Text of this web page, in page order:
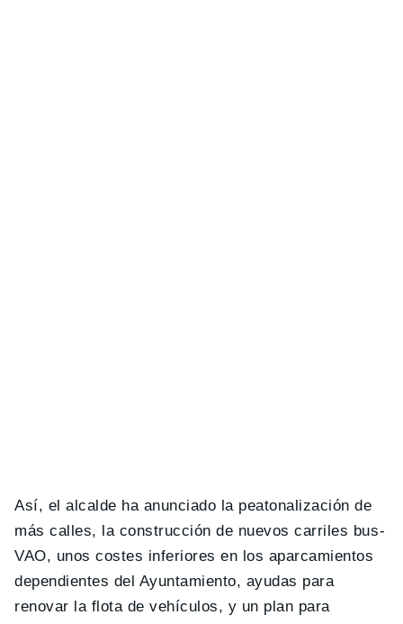
Así, el alcalde ha anunciado la peatonalización de
más calles, la construcción de nuevos carriles bus-
VAO, unos costes inferiores en los aparcamientos
dependientes del Ayuntamiento, ayudas para
renovar la flota de vehículos, y un plan para